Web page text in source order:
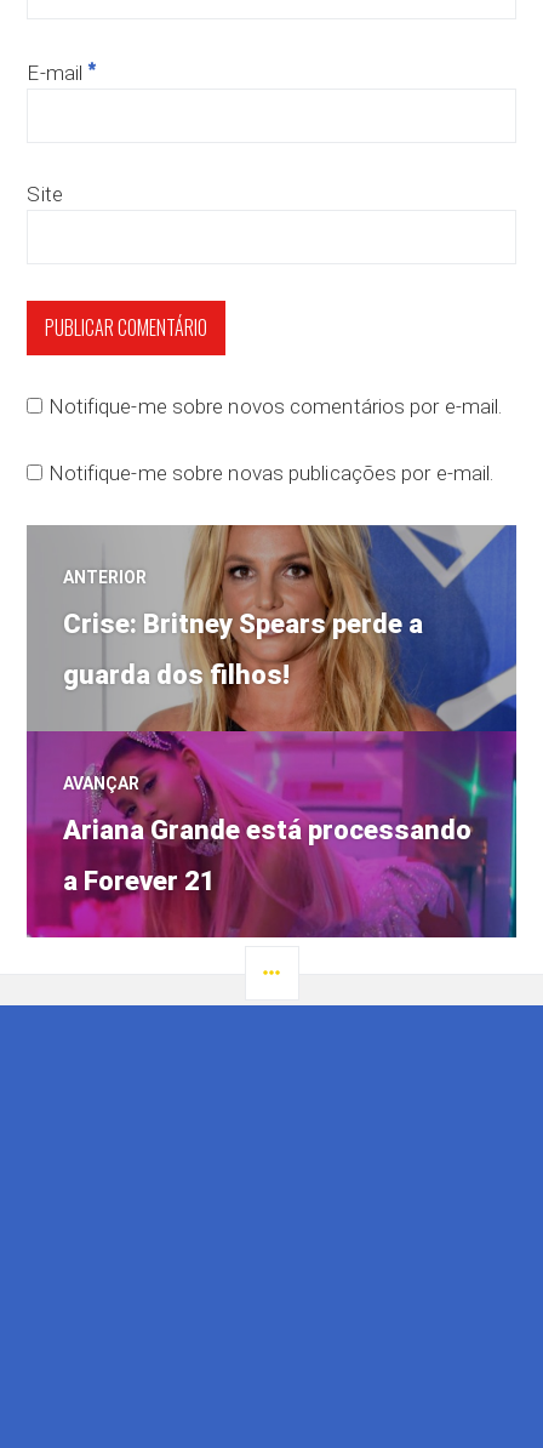
E-mail *
Site
Notifique-me sobre novos comentários por e-mail.
Notifique-me sobre novas publicações por e-mail.
Navegação
de
Post
ANTERIOR
Post
anterior:
Crise: Britney Spears perde a
guarda dos filhos!
AVANÇAR
Próximo
post:
Ariana Grande está processando
a Forever 21